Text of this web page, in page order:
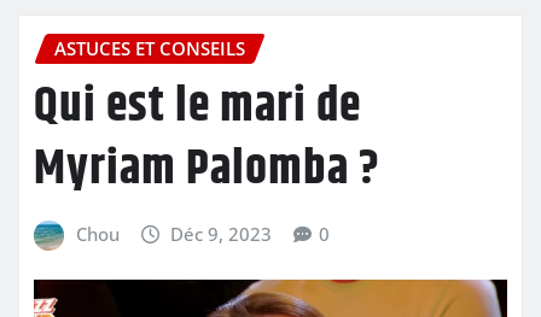
ASTUCES ET CONSEILS
Qui est le mari de
Myriam Palomba ?
Chou Déc 9, 2023 0